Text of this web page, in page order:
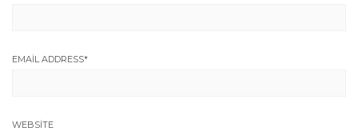
EMAIL ADDRESS*
WEBSITE